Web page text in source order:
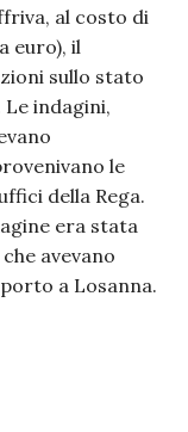
al costo di
euro), il
sullo stato
Le indagini,
le
della Rega.
era stata
avevano
a Losanna.